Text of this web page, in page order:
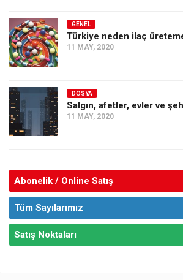
GENEL
Türkiye neden ilaç
11 MAY, 2020
DOSYA
Salgın, afetler, evler ve
11 MAY, 2020
Abonelik / Online Satış
Tüm Sayılarımız
Satış Noktaları